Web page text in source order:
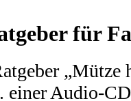
für
„Mütze
einer Audio-